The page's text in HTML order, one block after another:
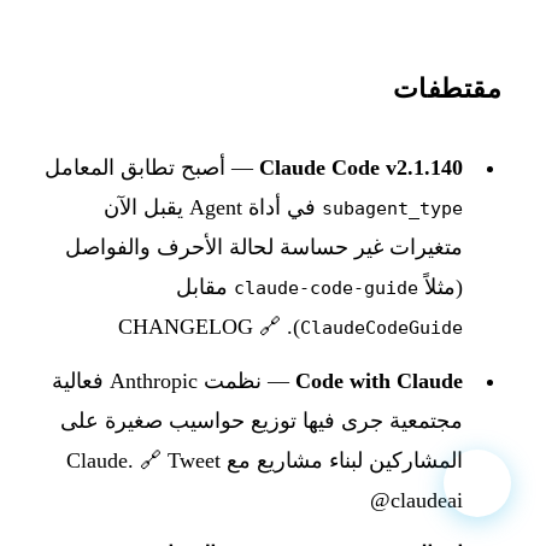
مقتطفات
Claude Code v2.1.140 — أصبح تطابق المعامل
subagent_type
في أداة Agent يقبل الآن
متغيرات غير حساسة لحالة الأحرف والفواصل
(مثلاً claude-code-guide مقابل
ClaudeCodeGuide
).
🔗 CHANGELOG
Code with Claude
— نظمت Anthropic فعالية
مجتمعية جرى فيها توزيع حواسيب صغيرة على
المشاركين لبناء مشاريع مع Claude. 🔗 Tweet
@claudeai